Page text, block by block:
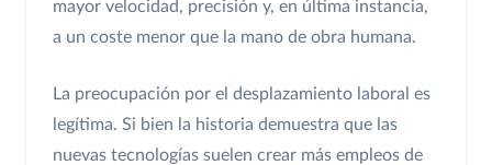
mayor velocidad, precisión y, en última instancia,
a un coste menor que la mano de obra humana.
La preocupación por el desplazamiento laboral es
legítima. Si bien la historia demuestra que las
nuevas tecnologías suelen crear más empleos de